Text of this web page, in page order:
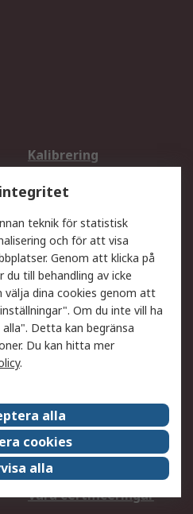
Kalibrering
Teknisk Support
Exportlösningar
Retur av varor
Spåra din order
Fördelar med RS-konto
Försäljningsvillkor
Press Centre
ESG
Våra certificeringar
teknik för statistisk
och för att visa
Genom att klicka på
du till behandling av icke
välja dina cookies genom att
Om du inte vill ha
Detta kan begränsa
Du kan hitta mer
.
alla
cookies
alla